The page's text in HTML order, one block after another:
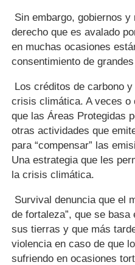
Sin embargo, gobiernos
derecho que es avalado
en muchas ocasiones
consentimiento de
Los créditos de carbono
crisis climática. A veces o
que las Áreas Protegidas
otras actividades que
para “compensar” las
Una estrategia que les
la crisis climática.
Survival denuncia que el
de fortaleza”, que se
sus tierras y que más
violencia en caso de que
sufriendo en ocasiones